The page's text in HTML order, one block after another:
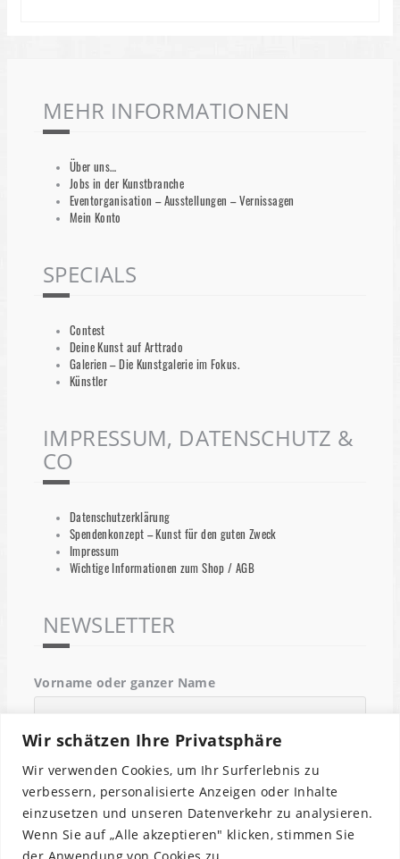
Wir schätzen Ihre Privatsphäre
Wir verwenden Cookies, um Ihr Surferlebnis zu
verbessern, personalisierte Anzeigen oder Inhalte
einzusetzen und unseren Datenverkehr zu analysieren.
Wenn Sie auf „Alle akzeptieren" klicken, stimmen Sie
der Anwendung von Cookies zu.
MEHR INFORMATIONEN
Über uns…
Jobs in der Kunstbranche
Eventorganisation – Ausstellungen – Vernissagen
Mein Konto
SPECIALS
Contest
Deine Kunst auf Arttrado
Galerien – Die Kunstgalerie im Fokus.
Künstler
IMPRESSUM, DATENSCHUTZ &
CO
Datenschutzerklärung
Spendenkonzept – Kunst für den guten Zweck
Impressum
Wichtige Informationen zum Shop / AGB
NEWSLETTER
Vorname oder ganzer Name
Email
Indem Du fortfährst, akzeptierst Du unsere
Datenschutzerklärung.